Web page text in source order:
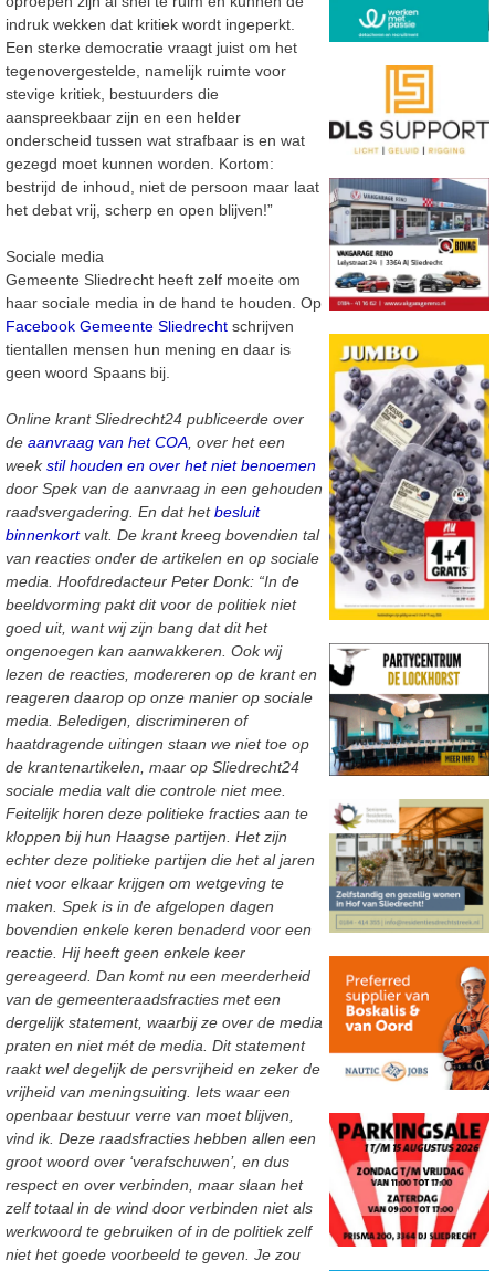
indruk wekken dat kritiek wordt ingeperkt.
Een sterke democratie vraagt juist om het
tegenovergestelde, namelijk ruimte voor
stevige kritiek, bestuurders die
aanspreekbaar zijn en een helder
onderscheid tussen wat strafbaar is en wat
gezegd moet kunnen worden. Kortom:
bestrijd de inhoud, niet de persoon maar laat
het debat vrij, scherp en open blijven!”
Sociale media
Gemeente Sliedrecht heeft zelf moeite om
haar sociale media in de hand te houden. Op
Facebook Gemeente Sliedrecht schrijven
tientallen mensen hun mening en daar is
geen woord Spaans bij.
Online krant Sliedrecht24 publiceerde over
de aanvraag van het COA, over het een
weekstil houden en over het niet benoemen
door Spek van de aanvraag in een gehouden
raadsvergadering. En dat hetbesluit
binnenkortvalt. De krant kreeg bovendien tal
van reacties onder de artikelen en op sociale
media. Hoofdredacteur Peter Donk: “In de
beeldvorming pakt dit voor de politiek niet
goed uit, want wij zijn bang dat dit het
ongenoegen kan aanwakkeren. Ook wij
lezen de reacties, modereren op de krant en
reageren daarop op onze manier op sociale
media. Beledigen, discrimineren of
haatdragende uitingen staan we niet toe op
de krantenartikelen, maar op Sliedrecht24
sociale media valt die controle niet mee.
Feitelijk horen deze politieke fracties aan te
kloppen bij hun Haagse partijen. Het zijn
echter deze politieke partijen die het al jaren
niet voor elkaar krijgen om wetgeving te
maken. Spek is in de afgelopen dagen
bovendien enkele keren benaderd voor een
reactie. Hij heeft geen enkele keer
gereageerd. Dan komt nu een meerderheid
van de gemeenteraadsfracties met een
dergelijk statement, waarbij ze over de media
praten en niet mét de media. Dit statement
raakt wel degelijk de persvrijheid en zeker de
vrijheid van meningsuiting. Iets waar een
openbaar bestuur verre van moet blijven,
vind ik. Deze raadsfracties hebben allen een
groot woord over ‘verafschuwen’, en dus
respect en over verbinden, maar slaan het
zelf totaal in de wind door verbinden niet als
werkwoord te gebruiken of in de politiek zelf
niet het goede voorbeeld te geven. Je zou